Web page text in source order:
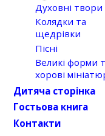
Духовні твори
Колядки та
щедрівки
Пісні
Великі форми
хорові
Дитяча сторінка
Гостьова книга
Контакти